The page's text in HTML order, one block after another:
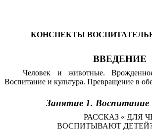
КОНСПЕКТЫ
ВВЕДЕНИЕ
Человек и животные.
Воспитание и культура. Превращение в
Занятие 1. Воспитание
РАССКАЗ « ДЛЯ
ВОСПИТЫВАЮТ